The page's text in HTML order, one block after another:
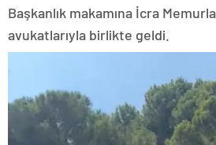
Başkanlık makamına İcra
avukatlarıyla birlikte geldi.